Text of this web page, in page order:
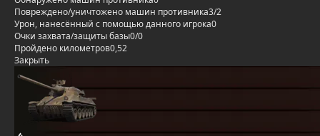
Повреждено/уничтожено машин противника3/2
Урон, нанесённый с помощью данного игрока0
Очки захвата/защиты базы0/0
Пройдено километров0,52
Закрыть